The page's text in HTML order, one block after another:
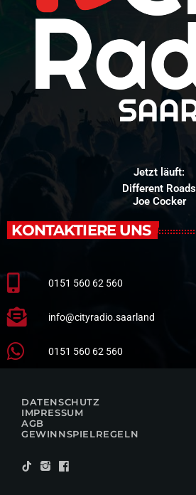
Jetzt läuft:
Different Roads
Joe Cocker
KONTAKTIERE UNS
0151 560 62 560
info@cityradio.saarland
0151 560 62 560
DATENSCHUTZ
IMPRESSUM
AGB
GEWINNSPIELREGELN